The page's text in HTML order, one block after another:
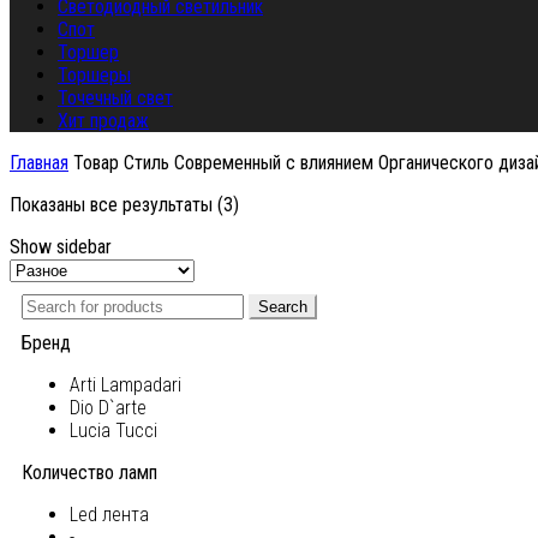
Светодиодный светильник
Спот
Торшер
Торшеры
Точечный свет
Хит продаж
Главная Товар Стиль Современный с влиянием Органического
Показаны все результаты (3)
Show sidebar
Search
Бренд
Arti Lampadari
Dio D`arte
Lucia Tucci
Количество ламп
Led лента